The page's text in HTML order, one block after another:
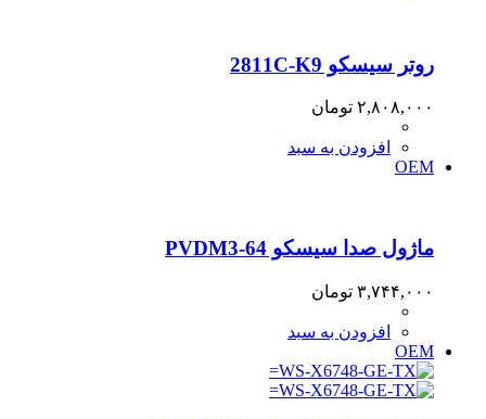
روتر سیسکو 2811C-K9
۲,۸۰۸,۰۰۰ تومان
افزودن به سبد
OEM
ماژول صدا سیسکو PVDM3-64
۳,۷۴۴,۰۰۰ تومان
افزودن به سبد
OEM